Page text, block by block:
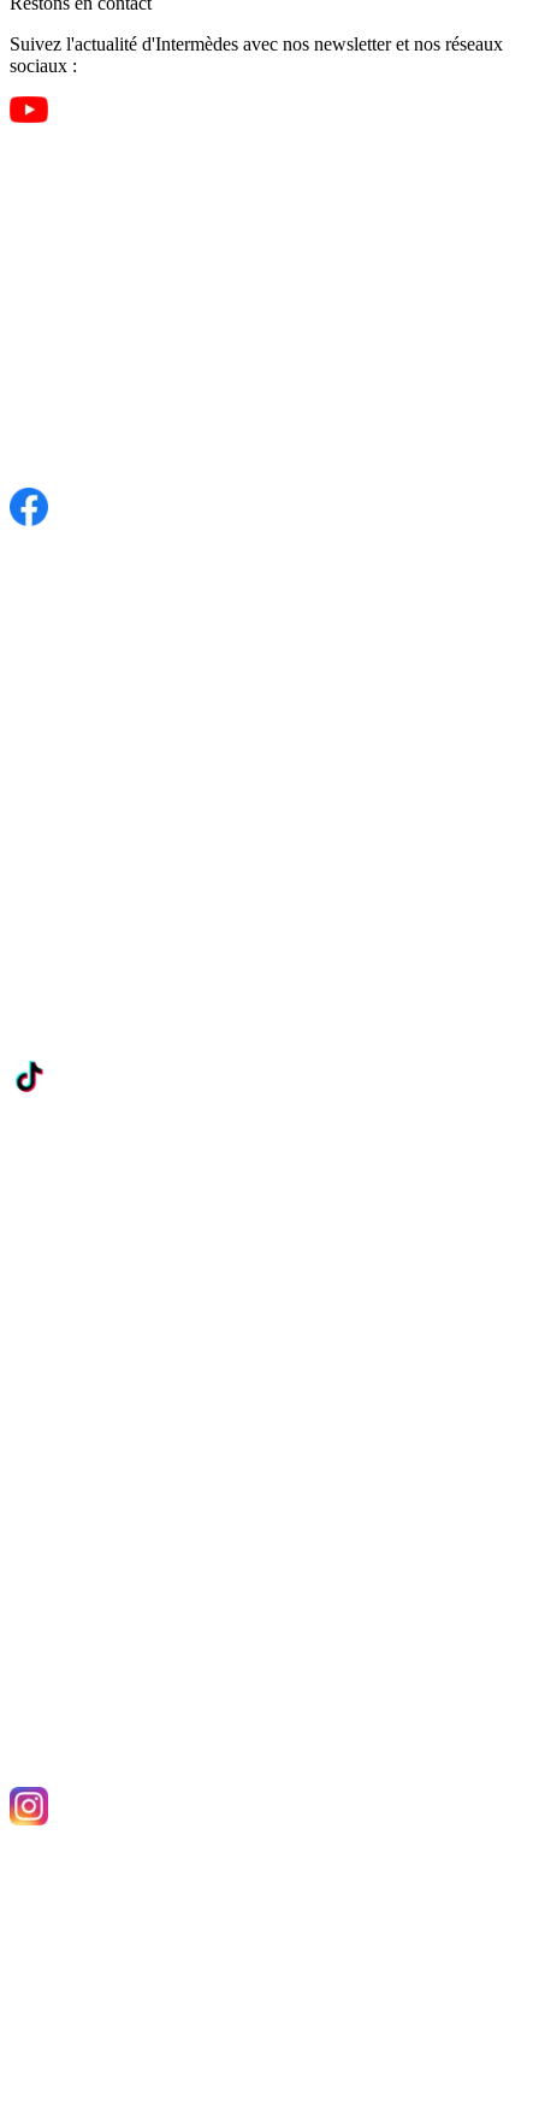
Suivez l'actualité d'Intermèdes avec nos newsletter et nos réseaux
sociaux :